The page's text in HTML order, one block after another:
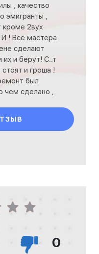
, качество
эмигранты ,
кроме 2вух
И ! Все мастера
сделают
их и берут! С..т
и гроша !
был
чем сделано ,
0